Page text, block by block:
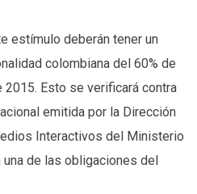
estímulo deberán tener un
colombiana del 60% de
Esto se verificará contra
emitida por la Dirección
Interactivos del Ministerio
de las obligaciones del